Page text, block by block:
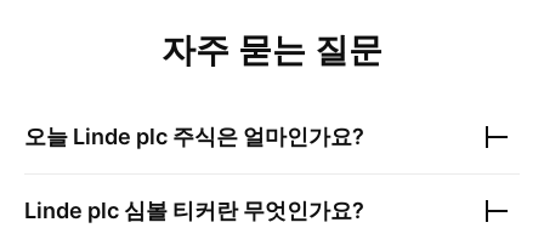
자주 묻는 질문
오늘 Linde plc 주식은 얼마인가요?
Linde plc 심볼 티커란 무엇인가요?